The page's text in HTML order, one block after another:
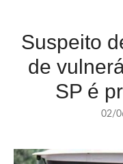
Suspeito
de
SP é
02/